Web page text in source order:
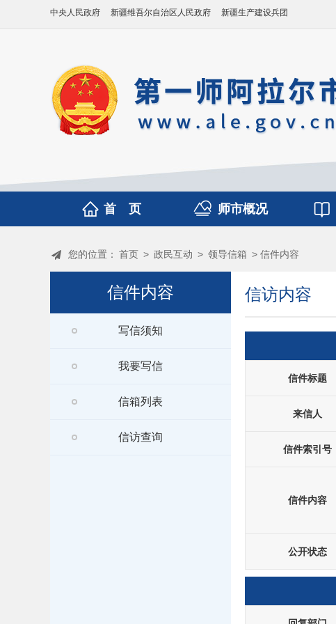
中央人民政府 新疆维吾尔自治区人民政府 新疆生产建设兵团
首 页 师市概况
您的位置： 首页 > 政民互动 > 领导信箱 > 信件内容
信件内容
写信须知
我要写信
信箱列表
信访查询
信访内容
信件标题
来信人
信件索引号
信件内容
公开状态